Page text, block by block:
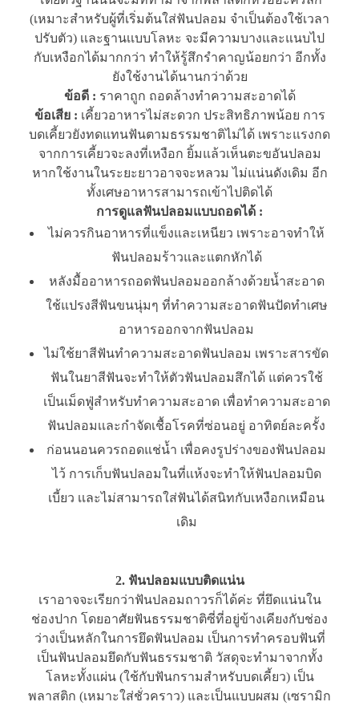
(เหมาะสำหรับผู้ที่เริ่มต้นใส่ฟันปลอม จำเป็นต้องใช้เวลา
ปรับตัว) เเละฐานเเบบโลหะ จะมีความบางและแนบไป
กับเหงือกได้มากกว่า ทำให้รู้สึกรำคาญน้อยกว่า อีกทั้ง
ยังใช้งานได้นานกว่าด้วย
ข้อดี : ราคาถูก ถอดล้างทำความสะอาดได้
ข้อเสีย : เคี้ยวอาหารไม่สะดวก ประสิทธิภาพน้อย การ
บดเคี้ยวยังทดแทนฟันตามธรรมชาติไม่ได้ เพราะแรงกด
จากการเคี้ยวจะลงที่เหงือก ยิ้มแล้วเห็นตะขอันปลอม
หากใช้งานในระยะยาวอาจจะหลวม ไม่แน่นดังเดิม อีก
ทั้งเศษอาหารสามารถเข้าไปติดได้
การดูแลฟันปลอมแบบถอดได้ :
ไม่ควรกินอาหารที่แข็งและเหนียว เพราะอาจทำให้
ฟันปลอมร้าวและแตกหักได้
หลังมื้ออาหารถอดฟันปลอมออกล้างด้วยน้ำสะอาด
ใช้แปรงสีฟันขนนุ่มๆ ที่ทำความสะอาดฟันปัดทำเศษ
อาหารออกจากฟันปลอม
ไม่ใช้ยาสีฟันทำความสะอาดฟันปลอม เพราะสารขัด
ฟันในยาสีฟันจะทำให้ตัวฟันปลอมสึกได้ แต่ควรใช้
เป็นเม็ดฟู่สำหรับทำความสะอาด เพื่อทำความสะอาด
ฟันปลอมเเละกำจัดเชื้อโรคที่ซ่อนอยู่ อาทิตย์ละครั้ง
ก่อนนอนควรถอดแช่น้ำ เพื่อคงรูปร่างของฟันปลอม
ไว้ การเก็บฟันปลอมในที่เเห้งจะทำให้ฟันปลอมบิด
เบี้ยว เเละไม่สามารถใส่ฟันได้สนิทกับเหงือกเหมือน
เดิม
2. ฟันปลอมแบบติดแน่น
เราอาจจะเรียกว่าฟันปลอมถาวรก็ได้ค่ะ ที่ยึดแน่นใน
ช่องปาก โดยอาศัยฟันธรรมชาติซี่ที่อยู่ข้างเคียงกับช่อง
ว่างเป็นหลักในการยึดฟันปลอม เป็นการทำครอบฟันที่
เป็นฟันปลอมยึดกับฟันธรรมชาติ วัสดุจะทำมาจากทั้ง
โลหะทั้งแผ่น (ใช้กับฟันกรามสำหรับบดเคี้ยว) เป็น
พลาสติก (เหมาะใส่ชั่วคราว) และเป็นแบบผสม (เซรามิก